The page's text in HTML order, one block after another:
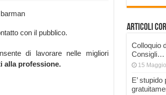
con il pubblico.
di lavorare nelle migliori
alla professione.
Articoli
Colloquio
Consigli…
15
E’ stupido